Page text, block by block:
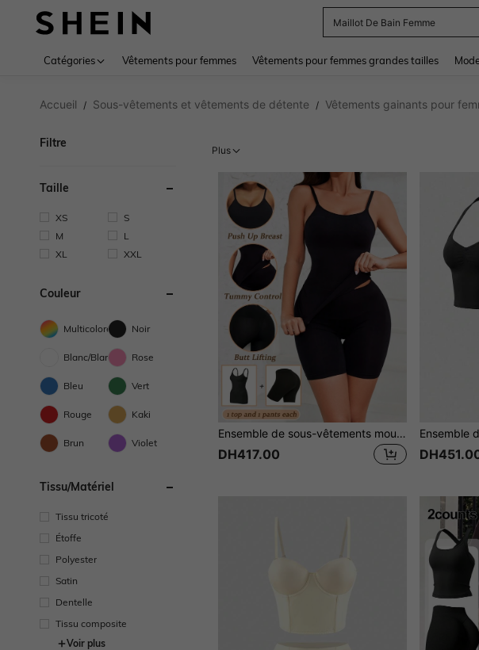
Sac
Catégories Vêtements pour femmes Vêtements pour femmes grandes tailles
Accueil / Sous-vêtements et vêtements de détente / Vêtements gainants pour
Filtre
Taille
XS
S
M
L
XL
XXL
Couleur
Multicolore Noir
Blanc/Blanche Rose
Bleu Vert
Rouge Kaki
Brun Violet
Tissu/matériel
Tissu tricoté
Étoffe
Polyester
Satin
Dentelle
Tissu composite
Voir plus
Plus
Ensemble de sous-vêtements moulants de couleur unie avec débardeur et short
DH417.00